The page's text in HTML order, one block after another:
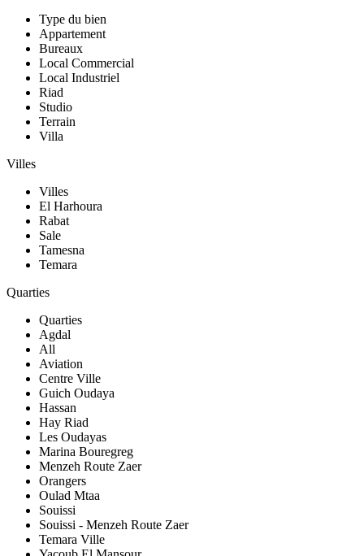
Type du bien
Appartement
Bureaux
Local Commercial
Local Industriel
Riad
Studio
Terrain
Villa
Villes
Villes
El Harhoura
Rabat
Sale
Tamesna
Temara
Quarties
Quarties
Agdal
All
Aviation
Centre Ville
Guich Oudaya
Hassan
Hay Riad
Les Oudayas
Marina Bouregreg
Menzeh Route Zaer
Orangers
Oulad Mtaa
Souissi
Souissi - Menzeh Route Zaer
Temara Ville